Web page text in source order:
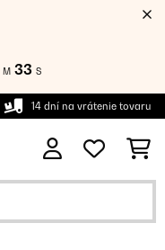
M 33 S
14 dní na vrátenie tovaru